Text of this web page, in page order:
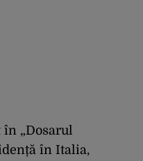
„Dosarul
în Italia,